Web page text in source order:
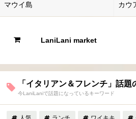
マウイ島 カウ
LaniLani market
「イタリアン＆フレンチ」話題
今LaniLaniで話題になっているキーワード